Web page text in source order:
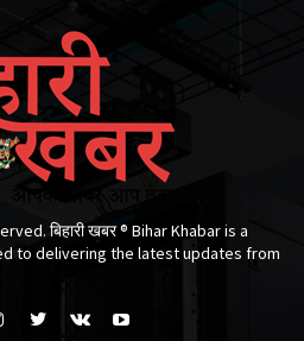
बिहारी खबर ®​ Bihar Khabar is a
to delivering the latest updates from